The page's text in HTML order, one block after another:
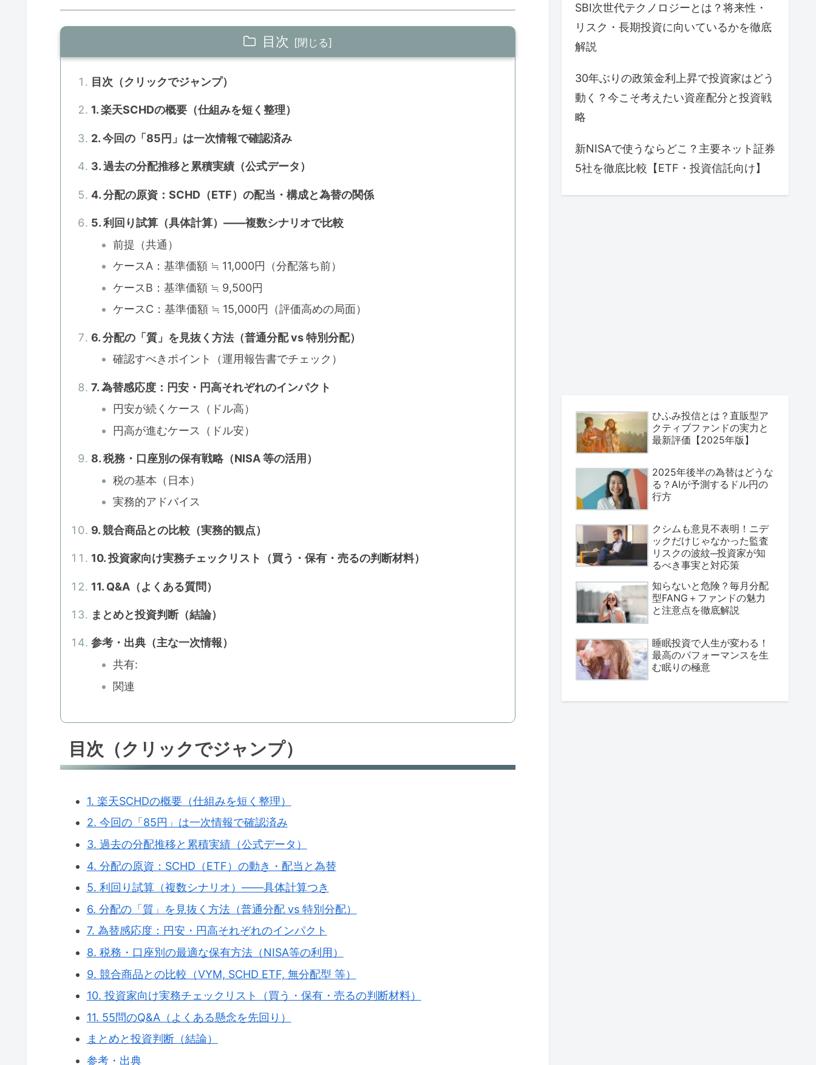
目次
目次（クリックでジャンプ）
1. 楽天SCHDの概要（仕組みを短く整理）
2. 今回の「85円」は一次情報で確認済み
3. 過去の分配推移と累積実績（公式データ）
4. 分配の原資：SCHD（ETF）の配当・構成と為替の関係
5. 利回り試算（具体計算）——複数シナリオで比較
前提（共通）
ケースA：基準価額 ≒ 11,000円（分配落ち前）
ケースB：基準価額 ≒ 9,500円
ケースC：基準価額 ≒ 15,000円（評価高めの局面）
6. 分配の「質」を見抜く方法（普通分配 vs 特別分配）
確認すべきポイント（運用報告書でチェック）
7. 為替感応度：円安・円高それぞれのインパクト
円安が続くケース（ドル高）
円高が進むケース（ドル安）
8. 税務・口座別の保有戦略（NISA 等の活用）
税の基本（日本）
実務的アドバイス
9. 競合商品との比較（実務的観点）
10. 投資家向け実務チェックリスト（買う・保有・売るの判断材料）
11. Q&A（よくある質問）
まとめと投資判断（結論）
参考・出典（主な一次情報）
共有:
関連
目次（クリックでジャンプ）
1. 楽天SCHDの概要（仕組みを短く整理）
2. 今回の「85円」は一次情報で確認済み
3. 過去の分配推移と累積実績（公式データ）
4. 分配の原資：SCHD（ETF）の動き・配当と為替
5. 利回り試算（複数シナリオ）——具体計算つき
6. 分配の「質」を見抜く方法（普通分配 vs 特別分配）
7. 為替感応度：円安・円高それぞれのインパクト
8. 税務・口座別の最適な保有方法（NISA等の利用）
9. 競合商品との比較（VYM, SCHD ETF, 無分配型 等）
10. 投資家向け実務チェックリスト（買う・保有・売るの判断材料）
11. 55問のQ&A（よくある懸念を先回り）
まとめと投資判断（結論）
参考・出典
SBI次世代テクノロジーとは？将来性・
リスク・長期投資に向いているかを徹底
解説
30年ぶりの政策金利上昇で投資家はどう
動く？今こそ考えたい資産配分と投資戦
略
新NISAで使うならどこ？主要ネット証券
5社を徹底比較【ETF・投資信託向け】
ひふみ投信とは？直販型ア
クティブファンドの実力と
最新評価【2025年版】
2025年後半の為替はどうな
る？AIが予測するドル円の
行方
クシムも意見不表明！ニデ
ックだけじゃなかった監査
リスクの波紋─投資家が知
るべき事実と対応策
知らないと危険？毎月分配
型FANG＋ファンドの魅力
と注意点を徹底解説
睡眠投資で人生が変わる！
最高のパフォーマンスを生
む眠りの極意